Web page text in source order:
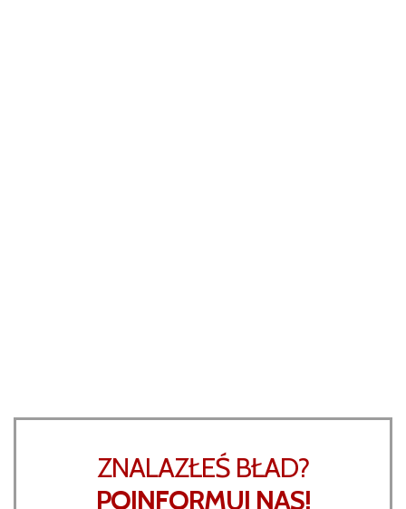
ZNALAZŁEŚ BŁAD?
POINFORMUJ NAS!